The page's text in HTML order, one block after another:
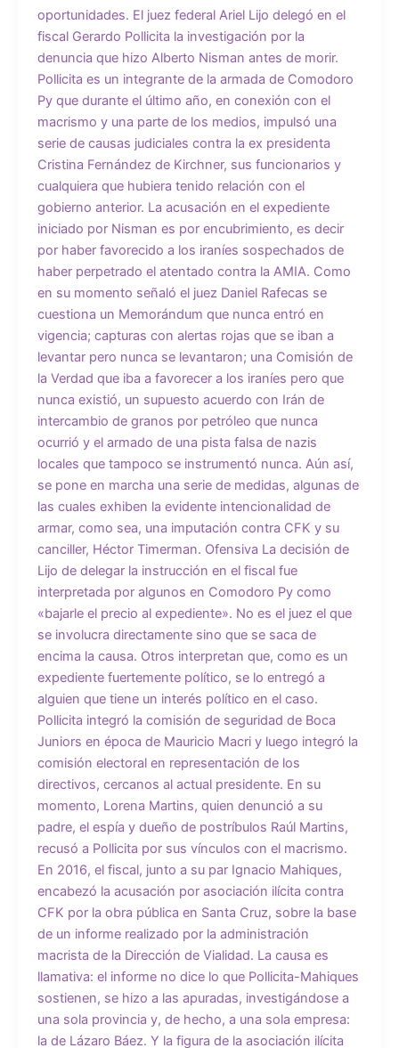
oportunidades. El juez federal Ariel Lijo delegó en el
fiscal Gerardo Pollicita la investigación por la
denuncia que hizo Alberto Nisman antes de morir.
Pollicita es un integrante de la armada de Comodoro
Py que durante el último año, en conexión con el
macrismo y una parte de los medios, impulsó una
serie de causas judiciales contra la ex presidenta
Cristina Fernández de Kirchner, sus funcionarios y
cualquiera que hubiera tenido relación con el
gobierno anterior. La acusación en el expediente
iniciado por Nisman es por encubrimiento, es decir
por haber favorecido a los iraníes sospechados de
haber perpetrado el atentado contra la AMIA. Como
en su momento señaló el juez Daniel Rafecas se
cuestiona un Memorándum que nunca entró en
vigencia; capturas con alertas rojas que se iban a
levantar pero nunca se levantaron; una Comisión de
la Verdad que iba a favorecer a los iraníes pero que
nunca existió, un supuesto acuerdo con Irán de
intercambio de granos por petróleo que nunca
ocurrió y el armado de una pista falsa de nazis
locales que tampoco se instrumentó nunca. Aún así,
se pone en marcha una serie de medidas, algunas de
las cuales exhiben la evidente intencionalidad de
armar, como sea, una imputación contra CFK y su
canciller, Héctor Timerman. Ofensiva La decisión de
Lijo de delegar la instrucción en el fiscal fue
interpretada por algunos en Comodoro Py como
«bajarle el precio al expediente». No es el juez el que
se involucra directamente sino que se saca de
encima la causa. Otros interpretan que, como es un
expediente fuertemente político, se lo entregó a
alguien que tiene un interés político en el caso.
Pollicita integró la comisión de seguridad de Boca
Juniors en época de Mauricio Macri y luego integró la
comisión electoral en representación de los
directivos, cercanos al actual presidente. En su
momento, Lorena Martins, quien denunció a su
padre, el espía y dueño de postríbulos Raúl Martins,
recusó a Pollicita por sus vínculos con el macrismo.
En 2016, el fiscal, junto a su par Ignacio Mahiques,
encabezó la acusación por asociación ilícita contra
CFK por la obra pública en Santa Cruz, sobre la base
de un informe realizado por la administración
macrista de la Dirección de Vialidad. La causa es
llamativa: el informe no dice lo que Pollicita-Mahiques
sostienen, se hizo a las apuradas, investigándose a
una sola provincia y, de hecho, a una sola empresa:
la de Lázaro Báez. Y la figura de la asociación ilícita